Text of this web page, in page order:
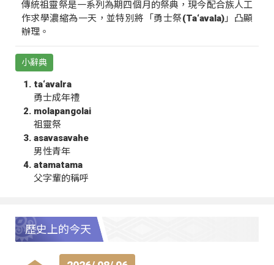
傳統祖靈祭是一系列為期四個月的祭典，現今配合族人工
作求學濃縮為一天，並特別將「勇士祭(Ta‘avala)」凸顯
辦理。
小辭典
ta‘avalra
勇士成年禮
molapangolai
祖靈祭
asavasavahe
男性青年
atamatama
父字輩的稱呼
歷史上的今天